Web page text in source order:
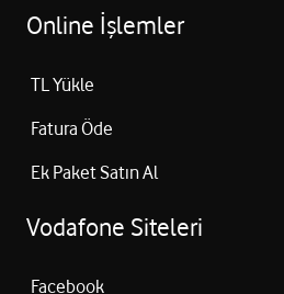
Online İşlemler
TL Yükle
Fatura Öde
Ek Paket Satın Al
Vodafone Siteleri
Facebook